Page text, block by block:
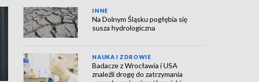
INNE
Na Dolnym Śląsku pogłębia się
susza hydrologiczna
NAUKA I ZDROWIE
Badacze z Wrocławia i USA
znaleźli drogę do zatrzymania